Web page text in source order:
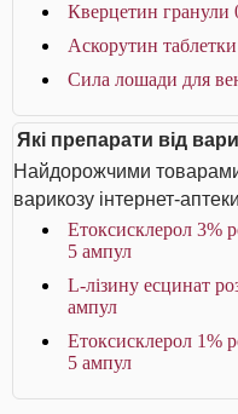
Кверцетин гранули
Аскорутин
Сила лошади для
Які препарати від
Найдорожчими товарами
варикозу інтернет-
Етоксисклерол 3%
5 ампул
L-лізину есцинат
ампул
Етоксисклерол 1%
5 ампул